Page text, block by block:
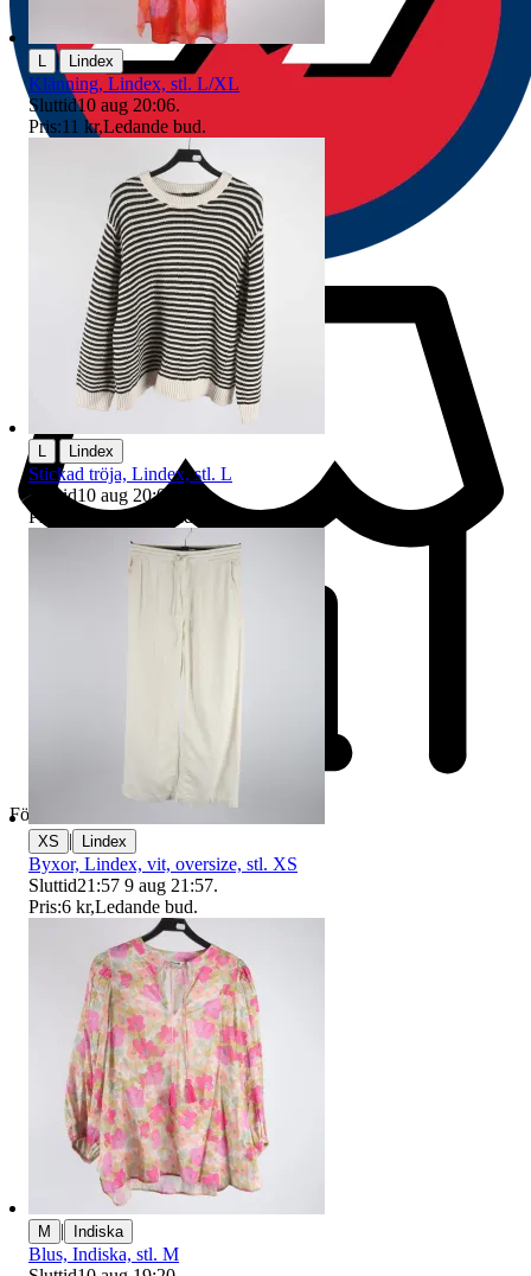
Företag
| Lindex
Klänning, Lindex, stl. L/XL
Sluttid10 aug 20:06.
Pris:11 kr,Ledande bud.
Lindex
Stickad tröja, Lindex, stl. L
Sluttid10 aug 20:08
Pris:
Ledande bud
XS | Lindex
Byxor, Lindex, vit, oversize, stl. XS
Sluttid21:57 9 aug 21:57.
Pris:6 kr,Ledande bud.
M | Indiska
Blus, Indiska, stl. M